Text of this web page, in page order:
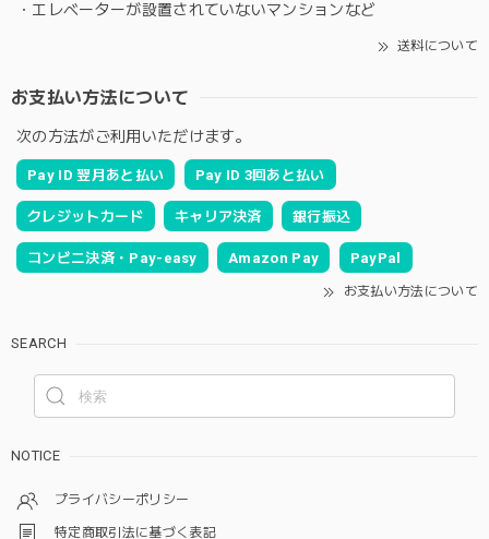
・エレベーターが設置されていないマンションなど
送料について
お支払い方法について
次の方法がご利用いただけます。
Pay ID 翌月あと払い Pay ID 3回あと払い
クレジットカード キャリア決済 銀行振込
コンビニ決済・Pay-easy Amazon Pay PayPal
お支払い方法について
SEARCH
NOTICE
プライバシーポリシー
特定商取引法に基づく表記